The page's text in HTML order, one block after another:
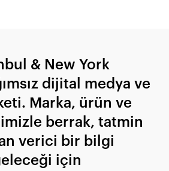
& New York
dijital medya ve
Marka, ürün ve
berrak, tatmin
verici bir bilgi
için